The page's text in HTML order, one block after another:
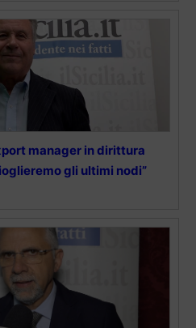
manager in dirittura
gli ultimi nodi”